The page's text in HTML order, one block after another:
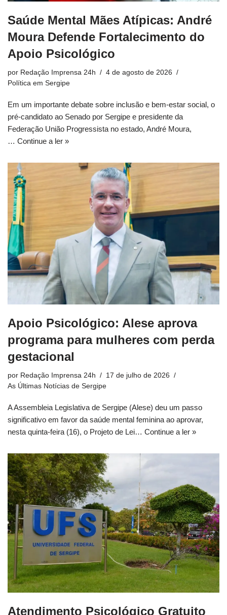
Saúde Mental Mães Atípicas: André
Moura Defende Fortalecimento do
Apoio Psicológico
por Redação Imprensa 24h
4 de agosto de 2026
Política em Sergipe
Em um importante debate sobre inclusão e bem-estar social, o
pré-candidato ao Senado por Sergipe e presidente da
Federação União Progressista no estado, André Moura,
… Continue a ler »
Apoio Psicológico: Alese aprova
programa para mulheres com perda
gestacional
por Redação Imprensa 24h
17 de julho de 2026
As Últimas Notícias de Sergipe
A Assembleia Legislativa de Sergipe (Alese) deu um passo
significativo em favor da saúde mental feminina ao aprovar,
nesta quinta-feira (16), o Projeto de Lei… Continue a ler »
Atendimento Psicológico Gratuito